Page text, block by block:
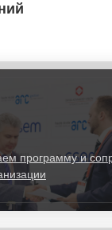
программу и